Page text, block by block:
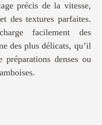
précis de la vitesse,
des textures parfaites.
facilement des
des plus délicats, qu’il
préparations denses ou